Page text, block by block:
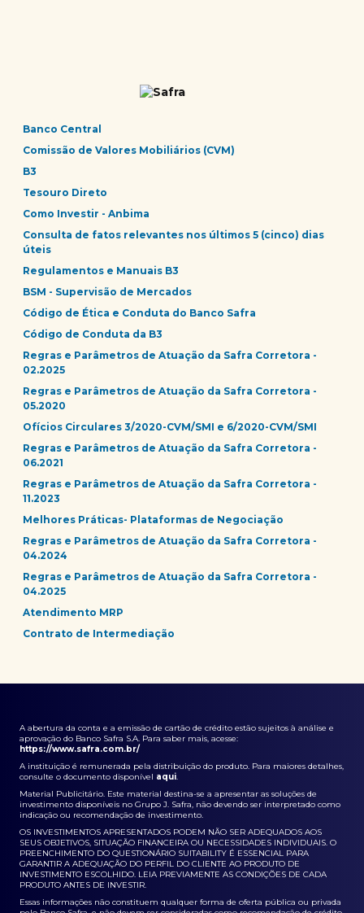
Banco Central
Comissão de Valores Mobiliários (CVM)
B3
Tesouro Direto
Como Investir - Anbima
Consulta de fatos relevantes nos últimos 5 (cinco) dias
úteis
Regulamentos e Manuais B3
BSM - Supervisão de Mercados
Código de Ética e Conduta do Banco Safra
Código de Conduta da B3
Regras e Parâmetros de Atuação da Safra Corretora -
02.2025
Regras e Parâmetros de Atuação da Safra Corretora -
05.2020
Ofícios Circulares 3/2020-CVM/SMI e 6/2020-CVM/SMI
Regras e Parâmetros de Atuação da Safra Corretora -
06.2021
Regras e Parâmetros de Atuação da Safra Corretora -
11.2023
Melhores Práticas- Plataformas de Negociação
Regras e Parâmetros de Atuação da Safra Corretora -
04.2024
Regras e Parâmetros de Atuação da Safra Corretora -
04.2025
Atendimento MRP
Contrato de Intermediação
A abertura da conta e a emissão de cartão de crédito estão sujeitos à análise e
aprovação do Banco Safra S.A. Para saber mais, acesse:
https://www.safra.com.br/
A instituição é remunerada pela distribuição do produto. Para maiores detalhes,
consulte o documento disponível aqui.
Material Publicitário. Este material destina-se a apresentar as soluções de
investimento disponíveis no Grupo J. Safra, não devendo ser interpretado como
indicação ou recomendação de investimento.
OS INVESTIMENTOS APRESENTADOS PODEM NÃO SER ADEQUADOS AOS
SEUS OBJETIVOS, SITUAÇÃO FINANCEIRA OU NECESSIDADES INDIVIDUAIS. O
PREENCHIMENTO DO QUESTIONÁRIO SUITABILITY É ESSENCIAL PARA
GARANTIR A ADEQUAÇÃO DO PERFIL DO CLIENTE AO PRODUTO DE
INVESTIMENTO ESCOLHIDO. LEIA PREVIAMENTE AS CONDIÇÕES DE CADA
PRODUTO ANTES DE INVESTIR.
Essas informações não constituem qualquer forma de oferta pública ou privada